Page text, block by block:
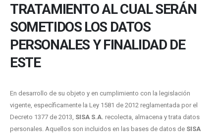
TRATAMIENTO AL CUAL SERÁN
SOMETIDOS LOS DATOS
PERSONALES Y FINALIDAD DE
ESTE
En desarrollo de su objeto y en cumplimiento con la legislación
vigente, específicamente la Ley 1581 de 2012 reglamentada por el
Decreto 1377 de 2013, SISA S.A. recolecta, almacena y trata datos
personales. Aquellos son incluidos en las bases de datos de SISA